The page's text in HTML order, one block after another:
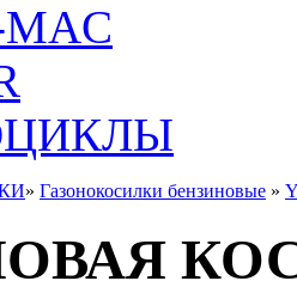
» Газонокосилки бензиновые »